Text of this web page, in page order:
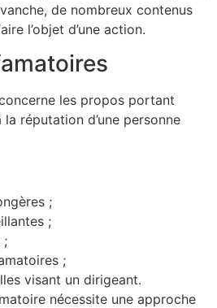
de nombreux contenus
l’objet d’une action.
les propos portant
réputation d’une personne
;
;
;
;
visant un dirigeant.
nécessite une approche